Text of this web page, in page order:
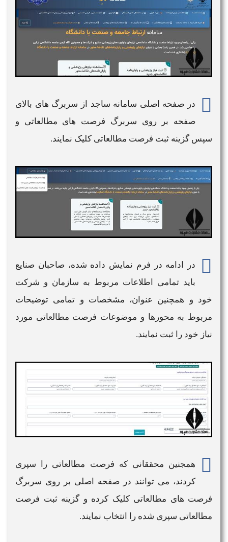
در صفحه اصلی سامانه ساجد
از سربرگ های بالای
صفحه بر روی سربرگ فرصت های مطالعاتی و
سپس گزینه ثبت فرصت مطالعاتی کلیک نمایند.
در ادامه در فرم نمایش داده شده، صاحبان صنایع
باید تمامی اطلاعات مربوط به سازمان و شرکت
خود و همچنین عنوان، مشخصات و تمامی توضیحات
مربوط به محورها و موضوعات فرصت مطالعاتی مورد
نیاز خود را ثبت نمایند.
همجنین محققانی که فرصت مطالعاتی را سپری
کردند، می توانند در صفحه اصلی بر روی سربرگ
فرصت های مطالعاتی کلیک کرده و گزینه ثبت فرصت
مطالعاتی سپری شده را انتخاب نمایند.